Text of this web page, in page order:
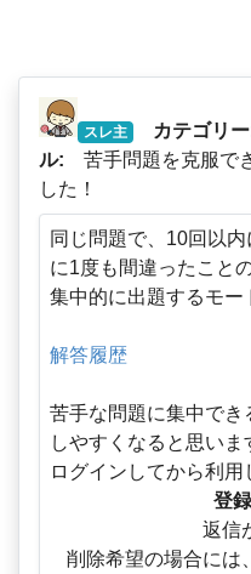
スレ主 カテゴリ
ル: 苦手問題を克服で
した！
同じ問題で、10回以
に1度も間違ったこと
集中的に出題するモー
解答履歴
苦手な問題に集中でき
しやすくなると思いま
ログインしてから利用
登
返信
削除希望の場合には